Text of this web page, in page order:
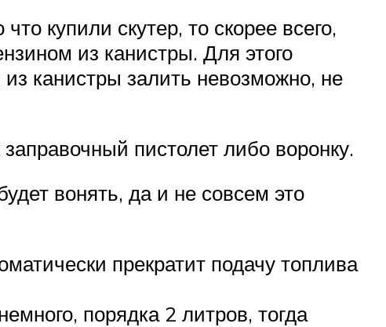
купили скутер, то скорее всего,
из канистры. Для этого
канистры залить невозможно, не
пистолет либо воронку.
вонять, да и не совсем это
прекратит подачу топлива
порядка 2 литров, тогда